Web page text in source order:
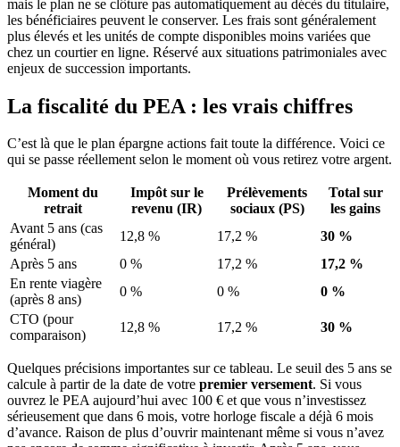
mais le plan ne se clôture pas automatiquement au décès du titulaire,
les bénéficiaires peuvent le conserver. Les frais sont généralement
plus élevés et les unités de compte disponibles moins variées que
chez un courtier en ligne. Réservé aux situations patrimoniales avec
enjeux de succession importants.
La fiscalité du PEA : les vrais chiffres
C’est là que le plan épargne actions fait toute la différence. Voici ce
qui se passe réellement selon le moment où vous retirez votre argent.
Moment du
retrait
Impôt sur le
revenu (IR)
Prélèvements
sociaux (PS)
Total sur
les gains
Avant 5 ans (cas
général)
12,8 % 17,2 %
30 %
Après 5 ans
0 % 17,2 %
17,2 %
En rente viagère
(après 8 ans)
0 % 0 %
0 %
CTO (pour
comparaison)
12,8 % 17,2 % 30 %
Quelques précisions importantes sur ce tableau. Le seuil des 5 ans se
calcule à partir de la date de votre premier versement. Si vous
ouvrez le PEA aujourd’hui avec 100 € et que vous n’investissez
sérieusement que dans 6 mois, votre horloge fiscale a déjà 6 mois
d’avance. Raison de plus d’ouvrir maintenant même si vous n’avez